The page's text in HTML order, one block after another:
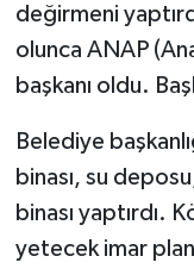
değirmeni
olunca ANAP
başkanı oldu.
Belediye
binası, su
binası yaptırdı.
yetecek imar